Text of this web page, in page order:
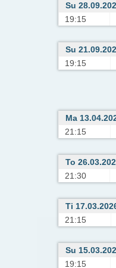
Su
19:15
Su
19:15
Ma
21:15
To
21:30
Ti
21:15
Su
19:15